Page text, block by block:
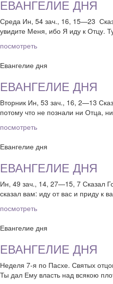
ЕВАНГЕЛИЕ ДНЯ
Среда Ин, 54 зач., 16, 15—23
увидите Меня, ибо Я иду к Отцу.
посмотреть
Евангелие дня
ЕВАНГЕЛИЕ ДНЯ
Вторник Ин, 53 зач., 16, 2—13
потому что не познали ни Отца,
посмотреть
Евангелие дня
ЕВАНГЕЛИЕ ДНЯ
Ин, 49 зач., 14, 27—15, 7 Сказал
сказал вам: иду от вас и приду к
посмотреть
Евангелие дня
ЕВАНГЕЛИЕ ДНЯ
Неделя 7-я по Пасхе. Святых
Ты дал Ему власть над всякою